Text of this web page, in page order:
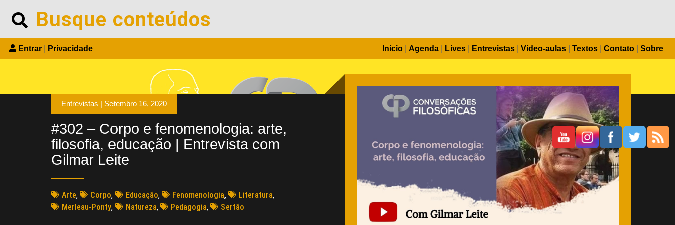
Início Agenda Lives Entrevistas Vídeo-aulas Textos Contato Sobre
Entrar Privacidade
Entrevistas | Setembro 16, 2020
#302 – Corpo e fenomenologia: arte,
filosofia, educação | Entrevista com
Gilmar Leite
Arte, Corpo, Educação, Fenomenologia, Literatura,
Merleau-Ponty, Natureza, Pedagogia, Sertão